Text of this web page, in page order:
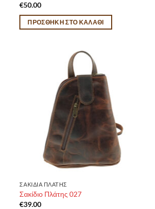
€50.00
ΠΡΟΣΘΉΚΗ ΣΤΟ ΚΑΛΆΘΙ
ΣΑΚΙΔΙΑ ΠΛΑΤΗΣ
Σακίδιο Πλάτης 027
€39.00